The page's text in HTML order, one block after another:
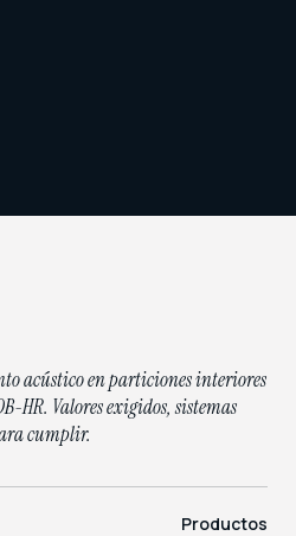
acústico en particiones interiores
HR. Valores exigidos, sistemas
cumplir.
Productos